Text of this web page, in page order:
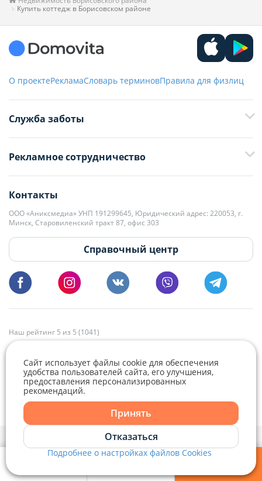
Telegram
Купить коттедж в Борисовском районе
О проектеРекламаСловарь терминовПравила для физлиц
Служба заботы
+375 33 376-13-70
editor@domovita.by
Мы принимаем звонки и отвечаем на письма в будние дни с 9:00 до
18:00.
Рекламное сотрудничество
kb@domovita.by
+375 29 179-11-28 Владислав Гладченко
vg@domovita.by
Пишите и звоните нам в будние дни с 8:00 до 20:00.
Контакты
ООО «Аниксмедиа» УНП 191299645, Юридический адрес: 220053, г.
Минск, Старовиленский тракт 87, офис 303
Справочный центр
Наш рейтинг 5 из 5 (1041)
Политика конфиденциальности,
Политика обработки файлов cookieиВыбор настроек Cookie
только при наличии активной ссылки.
Сайт использует файлы cookie для обеспечения
удобства пользователей сайта, его улучшения,
предоставления персонализированных
рекомендаций.
Принять
Отказаться
Подробнее о настройках файлов Cookies